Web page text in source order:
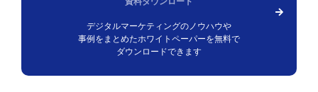
デジタルマーケティングのノウハウや
事例をまとめたホワイトペーパーを無料で
ダウンロードできます